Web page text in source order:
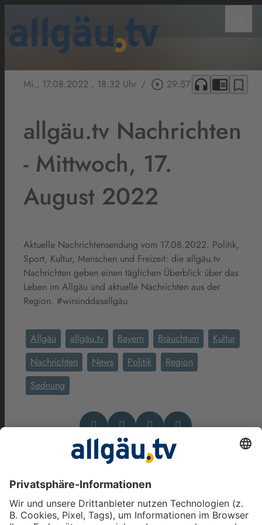
Mi., 17.08.2022 , 18:32 Uhr / play_circle_outline 29:57 headphones chrome_reader_mode bookmark_border
allgäu.tv Nachrichten
- Mittwoch, 17.
August 2022
Aktuelle Nachrichtensendung vom 17.08.2022. Politik,
Sport, Kultur, Menschen und Freizeit: die allgäu.tv
Nachrichten geben einen täglichen Überblick über das
Leben im Allgäu und aktuelle Nachrichten aus der
Region. #wirsinddasallgäu
Allgäu allgäu.tv Bayern Brauchtum
Kultur
Nachrichten
News Politik
Region
Sednung
Das könnte Dich auch
interessieren